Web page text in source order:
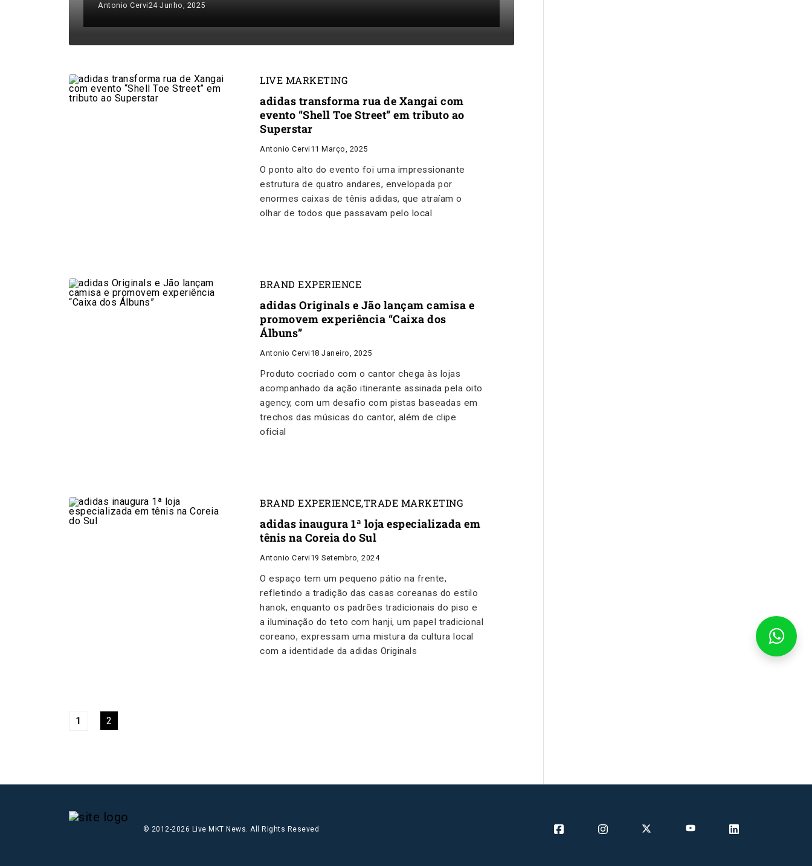
Antonio Cervi24 Junho, 2025
LIVE MARKETING
adidas transforma rua de Xangai com
evento “Shell Toe Street” em tributo ao
Superstar
Antonio Cervi 11 Março, 2025
O ponto alto do evento foi uma impressionante
estrutura de quatro andares, envelopada por
enormes caixas de tênis adidas, que atraíam o
olhar de todos que passavam pelo local
BRAND EXPERIENCE
adidas Originals e Jão lançam camisa e
promovem experiência “Caixa dos
Álbuns”
Antonio Cervi 18 Janeiro, 2025
Produto cocriado com o cantor chega às lojas
acompanhado da ação itinerante assinada pela oito
agency, com um desafio com pistas baseadas em
trechos das músicas do cantor, além de clipe
oficial
BRAND EXPERIENCE,TRADE MARKETING
adidas inaugura 1ª loja especializada em
tênis na Coreia do Sul
Antonio Cervi 19 Setembro, 2024
O espaço tem um pequeno pátio na frente,
refletindo a tradição das casas coreanas do estilo
hanok, enquanto os padrões tradicionais do piso e
a iluminação do teto com hanji, um papel tradicional
coreano, expressam uma mistura da cultura local
com a identidade da adidas Originals
1 2
© 2012-2026 Live MKT News. All Rights Reseved